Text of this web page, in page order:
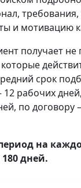
требования,
и мотивацию
получает
срок
рабочих
по договору
на
дней.